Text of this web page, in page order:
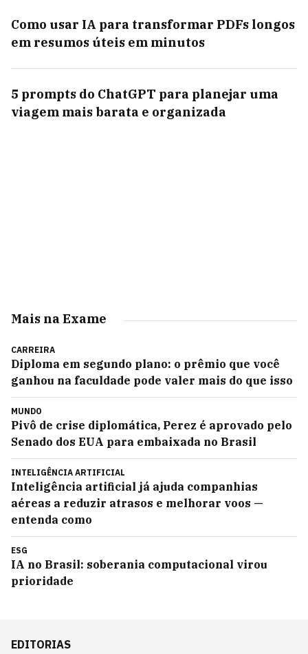
Como usar IA para transformar PDFs longos
em resumos úteis em minutos
5 prompts do ChatGPT para planejar uma
viagem mais barata e organizada
Mais na Exame
CARREIRA
Diploma em segundo plano: o prêmio que você
ganhou na faculdade pode valer mais do que isso
MUNDO
Pivô de crise diplomática, Perez é aprovado pelo
Senado dos EUA para embaixada no Brasil
INTELIGÊNCIA ARTIFICIAL
Inteligência artificial já ajuda companhias
aéreas a reduzir atrasos e melhorar voos —
entenda como
ESG
IA no Brasil: soberania computacional virou
prioridade
EDITORIAS